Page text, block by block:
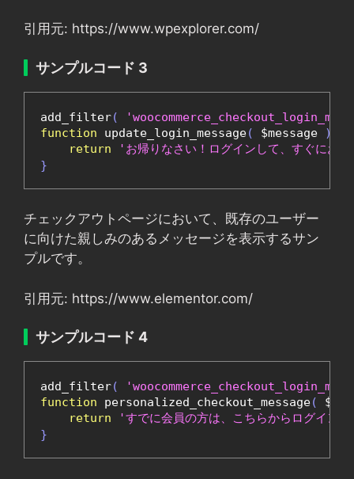
引用元: https://www.wpexplorer.com/
サンプルコード 3
add_filter(
function update_login_message( $message )
return
'お帰りなさい！ログインして、すぐにお
}
チェックアウトページにおいて、既存のユーザー
に向けた親しみのあるメッセージを表示するサン
プルです。
引用元: https://www.elementor.com/
サンプルコード 4
add_filter(
function personalized_checkout_message(
return
'すでに会員の方は、こちらからログイン
}